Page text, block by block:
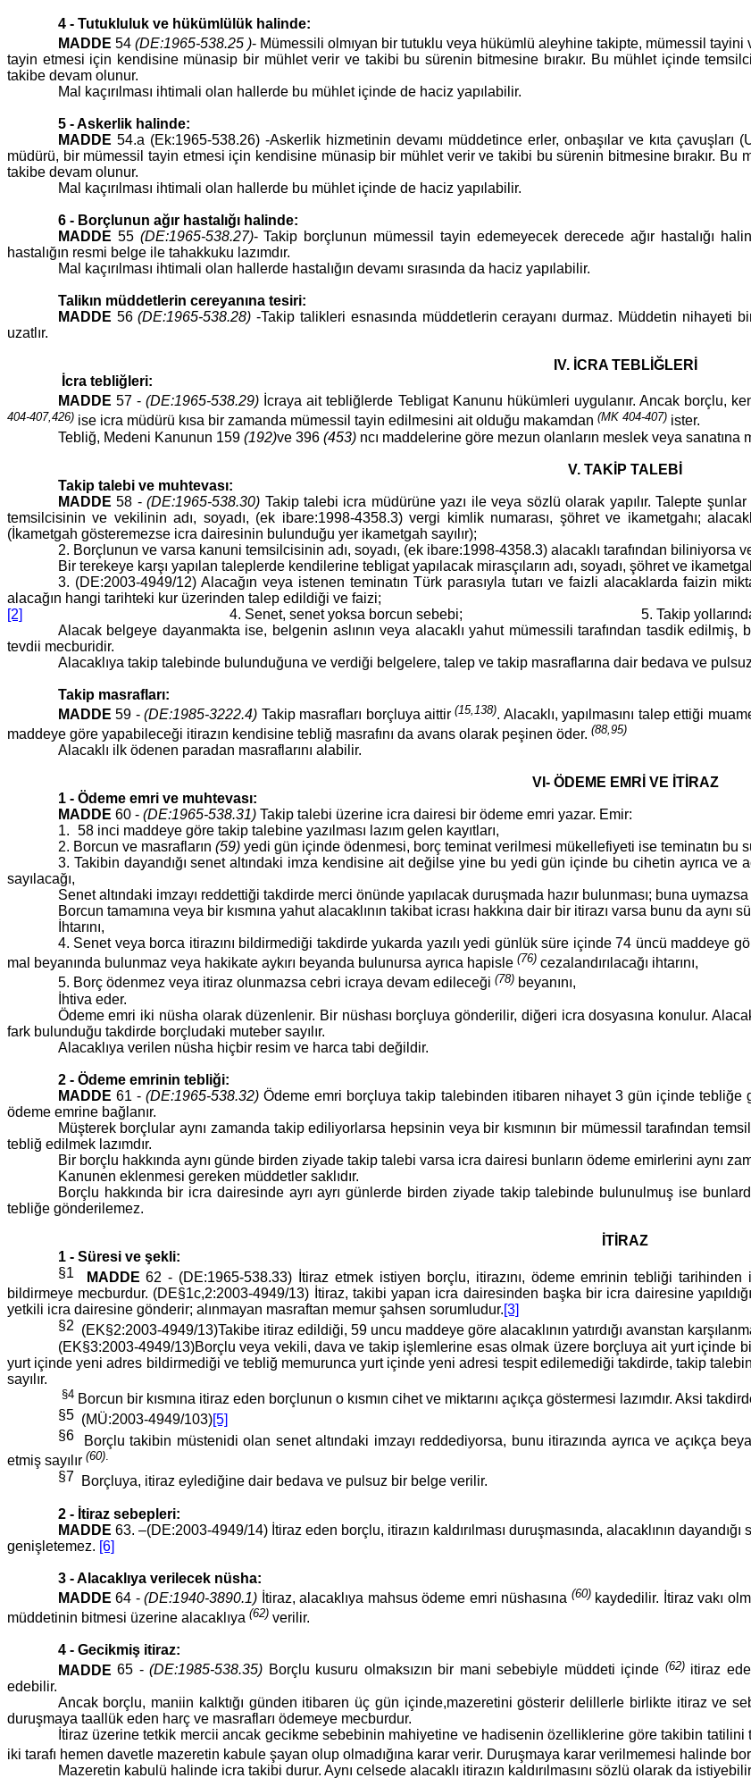
4 - Tutukluluk ve hükümlülük halinde:
MADDE 54 (DE:1965-538.25 )­- Mümessili olmıyan bir tutuklu veya hükümlü aleyhine takipte, mümessil tayini
tayin etmesi için kendisine münasip bir mühlet verir ve takibi bu sürenin bitmesine bırakır. Bu mühlet içinde
takibe devam olunur.
Mal kaçırılması ihtimali olan hallerde bu mühlet içinde de haciz yapılabilir.
5 - Askerlik halinde:
MADDE 54.a (Ek:1965-538.26) ­-Askerlik hizmetinin devamı müddetince erler, onbaşılar ve kıta
müdürü, bir mümessil tayin etmesi için kendisine münasip bir mühlet verir ve takibi bu sürenin bitmesine bırakır.
takibe devam olunur.
Mal kaçırılması ihtimali olan hallerde bu mühlet içinde de haciz yapılabilir.
6 - Borçlunun ağır hastalığı halinde:
MADDE 55 (DE:1965-538.27)- Takip borçlunun mümessil tayin edemeyecek derecede ağır hastalığı
hastalığın resmi belge ile tahakkuku lazımdır.
Mal kaçırılması ihtimali olan hallerde hastalığın devamı sırasında da haciz yapılabilir.
Talikın müddetlerin cereyanına tesiri:
MADDE 56(DE:1965-538.28) -Takip talikleri esnasında müddetlerin cerayanı durmaz. Müddetin
uzatlır.
IV. İCRA TEBLİĞLERİ
İcra tebliğleri:
MADDE 57 -(DE:1965-538.29) İcraya ait tebliğlerde Tebligat Kanunu hükümleri uygulanır. Ancak borçlu,
404-407,426) ise icra müdürü kısa bir zamanda mümessil tayin edilmesini ait olduğu makamdan (MK 404-407) ister.
Tebliğ, Medeni Kanunun 159 (192)ve 396 (453)ncı maddelerine göre mezun olanların meslek veya
V. TAKİP TALEBİ
Takip talebi ve muhtevası:
MADDE 58 -(DE:1965-538.30) Takip talebi icra müdürüne yazı ile veya sözlü olarak
temsilcisinin ve vekilinin adı, soyadı, (ek ibare:1998-4358.3) vergi kimlik numarası, şöhret ve ikametgahı;
(İkametgah gösteremezse icra dairesinin bulunduğu yer ikametgah sayılır);
2. Borçlunun ve varsa kanuni temsilcisinin adı, soyadı, (ek ibare:1998-4358.3) alacaklı tarafından biliniyorsa
Bir terekeye karşı yapılan taleplerde kendilerine tebligat yapılacak mirasçıların adı, soyadı,
3. (DE:2003-4949/12) Alacağın veya istenen teminatın Türk parasıyla tutarı ve faizli alacaklarda faizin
alacağın hangi tarihteki kur üzerinden talep edildiği ve faizi;
[2]
4. Senet, senet yoksa borcun sebebi; 5. Takip yollarından
Alacak belgeye dayanmakta ise, belgenin aslının veya alacaklı yahut mümessili tarafından tasdik
tevdii mecburidir.
Alacaklıya takip talebinde bulunduğuna ve verdiği belgelere, talep ve takip masraflarına dair bedava ve
Takip masrafları:
MADDE 59 -(DE:1985-3222.4) Takip masrafları borçluya aittir(15,138). Alacaklı, yapılmasını talep ettiği
maddeye göre yapabileceği itirazın kendisine tebliğ masrafını da avans olarak peşinen öder. (88,95)
Alacaklı ilk ödenen paradan masraflarını alabilir.
VI- ÖDEME EMRİ VE İTİRAZ
1 - Ödeme emri ve muhtevası:
MADDE 60 - (DE:1965-538.31)Takip talebi üzerine icra dairesi bir ödeme emri yazar. Emir:
1. 58 inci maddeye göre takip talebine yazılması lazım gelen kayıtları,
2. Borcun ve masrafların (59) yedi gün içinde ödenmesi, borç teminat verilmesi mükellefiyeti ise teminatın bu
3. Takibin dayandığı senet altındaki imza kendisine ait değilse yine bu yedi gün içinde bu cihetin ayrıca
sayılacağı,
Senet altındaki imzayı reddettiği takdirde merci önünde yapılacak duruşmada hazır bulunması; buna
Borcun tamamına veya bir kısmına yahut alacaklının takibat icrası hakkına dair bir itirazı varsa bunu da aynı
İhtarını,
4. Senet veya borca itirazını bildirmediği takdirde yukarda yazılı yedi günlük süre içinde 74 üncü maddeye
mal beyanında bulunmaz veya hakikate aykırı beyanda bulunursa ayrıca hapisle (76) cezalandırılacağı ihtarını,
5. Borç ödenmez veya itiraz olunmazsa cebri icraya devam edileceği (78) beyanını,
İhtiva eder.
Ödeme emri iki nüsha olarak düzenlenir. Bir nüshası borçluya gönderilir, diğeri icra dosyasına konulur.
fark bulunduğu takdirde borçludaki muteber sayılır.
Alacaklıya verilen nüsha hiçbir resim ve harca tabi değildir.
2 - Ödeme emrinin tebliği:
MADDE 61 -(DE:1965-538.32) Ödeme emri borçluya takip talebinden itibaren nihayet 3 gün içinde tebliğe
ödeme emrine bağlanır.
Müşterek borçlular aynı zamanda takip ediliyorlarsa hepsinin veya bir kısmının bir mümessil tarafından
tebliğ edilmek lazımdır.
Bir borçlu hakkında aynı günde birden ziyade takip talebi varsa icra dairesi bunların ödeme emirlerini aynı
Kanunen eklenmesi gereken müddetler saklıdır.
Borçlu hakkında bir icra dairesinde ayrı ayrı günlerde birden ziyade takip talebinde bulunulmuş ise
tebliğe gönderilemez.
İTİRAZ
1 - Süresi ve şekli:
§1
MADDE 62 - (DE:1965-538.33) İtiraz etmek istiyen borçlu, itirazını, ödeme emrinin tebliği
bildirmeye mecburdur. (DE§1c,2:2003-4949/13) İtiraz, takibi yapan icra dairesinden başka bir icra dairesine
yetkili icra dairesine gönderir; alınmayan masraftan memur şahsen sorumludur.[3]
§2 (EK§2:2003-4949/13)Takibe itiraz edildiği, 59 uncu maddeye göre alacaklının yatırdığı avanstan
(EK§3:2003-4949/13)Borçlu veya vekili, dava ve takip işlemlerine esas olmak üzere borçluya ait yurt içinde
yurt içinde yeni adres bildirmediği ve tebliğ memurunca yurt içinde yeni adresi tespit edilemediği takdirde, takip
sayılır.
§4 Borcun bir kısmına itiraz eden borçlunun o kısmın cihet ve miktarını açıkça göstermesi lazımdır. Aksi
§5 (MÜ:2003-4949/103)[5]
§6
Borçlu takibin müstenidi olan senet altındaki imzayı reddediyorsa, bunu itirazında ayrıca ve açıkça
etmiş sayılır (60)
§7 Borçluya, itiraz eylediğine dair bedava ve pulsuz bir belge verilir.
2 - İtiraz sebepleri:
MADDE 63. –(DE:2003-4949/14) İtiraz eden borçlu, itirazın kaldırılması duruşmasında, alacaklının
genişletemez. [6]
3 - Alacaklıya verilecek nüsha:
MADDE 64 -(DE:1940-3890.1) İtiraz, alacaklıya mahsus ödeme emri nüshasına (60) kaydedilir. İtiraz vakı
müddetinin bitmesi üzerine alacaklıya (62) verilir.
4 - Gecikmiş itiraz:
MADDE 65 -(DE:1985-538.35) Borçlu kusuru olmaksızın bir mani sebebiyle müddeti içinde (62) itiraz
edebilir.
Ancak borçlu, maniin kalktığı günden itibaren üç gün içinde,mazeretini gösterir delillerle birlikte itiraz ve
duruşmaya taallük eden harç ve masrafları ödemeye mecburdur.
İtiraz üzerine tetkik mercii ancak gecikme sebebinin mahiyetine ve hadisenin özelliklerine göre takibin tatilini
iki tarafı hemen davetle mazeretin kabule şayan olup olmadığına karar verir. Duruşmaya karar verilmemesi halinde
Mazeretin kabulü halinde icra takibi durur. Aynı celsede alacaklı itirazın kaldırılmasını sözlü olarak da